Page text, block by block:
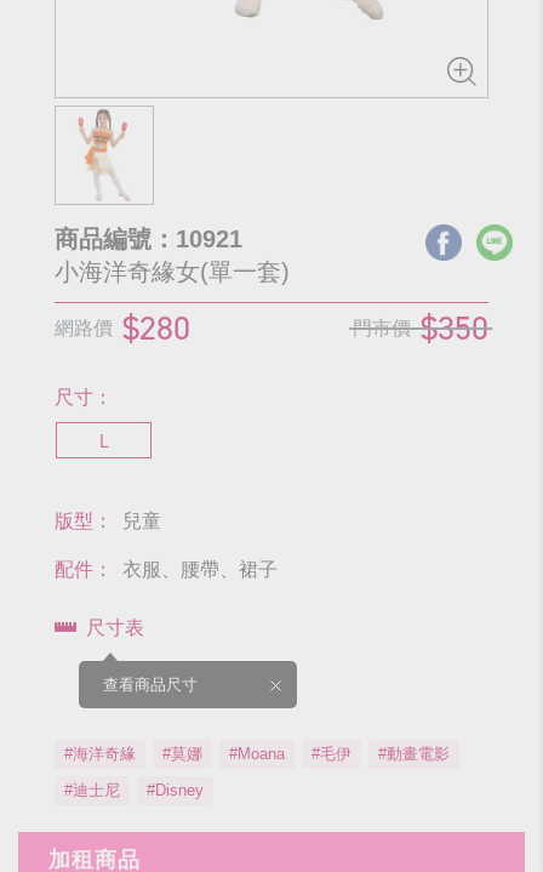
商品編號：10921
小海洋奇緣女(單一套)
網路價 $280 門市價 $350
尺寸：
L
版型： 兒童
配件： 衣服、腰帶、裙子
尺寸表
查看商品尺寸
#海洋奇緣 #莫娜 #Moana #毛伊
#動畫電影
#迪士尼
#Disney
加租商品